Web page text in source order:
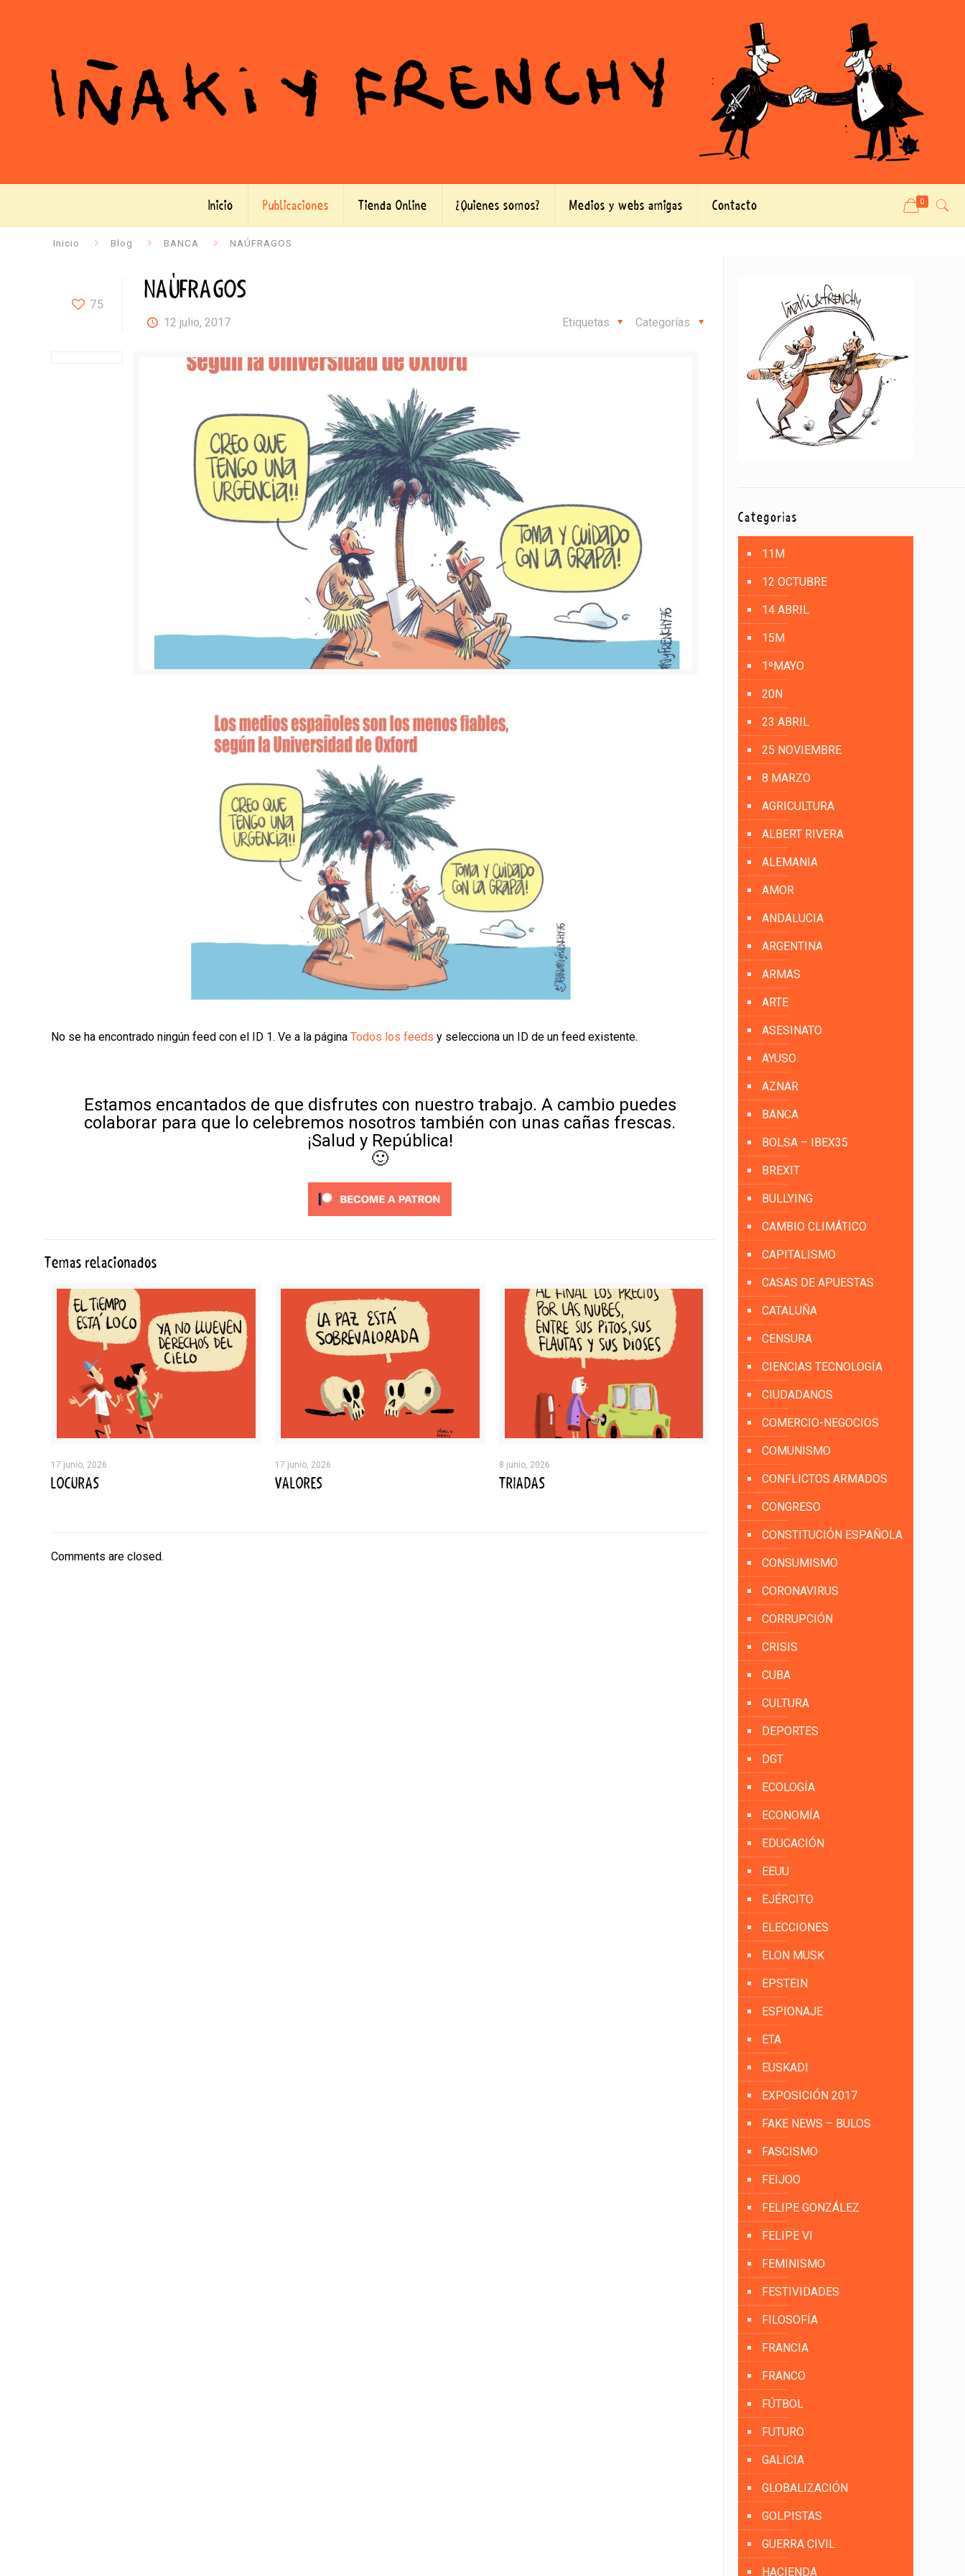
Inicio Publicaciones Tienda Online ¿Quienes somos? Medios y webs amigas Contacto 0
Inicio Blog BANCA NAÚFRAGOS
75 NAÚFRAGOS
12 julio, 2017 Categorías
Etiquetas
No se ha encontrado ningún feed con el ID 1. Ve a la páginaTodos los feeds y selecciona un ID de un feed existente.
Estamos encantados de que disfrutes con nuestro trabajo. A cambio puedes
colaborar para que lo celebremos nosotros también con unas cañas frescas.
¡Salud y República!
🙂
Temas relacionados
17 junio, 2026
LOCURAS
17 junio, 2026
VALORES
8 junio, 2026
TRIADAS
Comments are closed.
Categorías
11M
12 OCTUBRE
14 ABRIL
15M
1ºMAYO
20N
23 ABRIL
25 NOVIEMBRE
8 MARZO
AGRICULTURA
ALBERT RIVERA
ALEMANIA
AMOR
ANDALUCIA
ARGENTINA
ARMAS
ARTE
ASESINATO
AYUSO
AZNAR
BANCA
BOLSA – IBEX35
BREXIT
BULLYING
CAMBIO CLIMÁTICO
CAPITALISMO
CASAS DE APUESTAS
CATALUÑA
CENSURA
CIENCIAS TECNOLOGÍA
CIUDADANOS
COMERCIO-NEGOCIOS
COMUNISMO
CONFLICTOS ARMADOS
CONGRESO
CONSTITUCIÓN ESPAÑOLA
CONSUMISMO
CORONAVIRUS
CORRUPCIÓN
CRISIS
CUBA
CULTURA
DEPORTES
DGT
ECOLOGÍA
ECONOMÍA
EDUCACIÓN
EEUU
EJÉRCITO
ELECCIONES
ELON MUSK
EPSTEIN
ESPIONAJE
ETA
EUSKADI
EXPOSICIÓN 2017
FAKE NEWS – BULOS
FASCISMO
FEIJOO
FELIPE GONZÁLEZ
FELIPE VI
FEMINISMO
FESTIVIDADES
FILOSOFÍA
FRANCIA
FRANCO
FÚTBOL
FUTURO
GALICIA
GLOBALIZACIÓN
GOLPISTAS
GUERRA CIVIL
HACIENDA